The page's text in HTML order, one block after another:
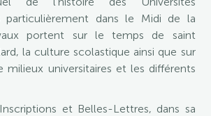
particulièrement dans le Midi de la
portent sur le temps de saint
la culture scolastique ainsi que sur
milieux universitaires et les différents
et Belles-Lettres, dans sa